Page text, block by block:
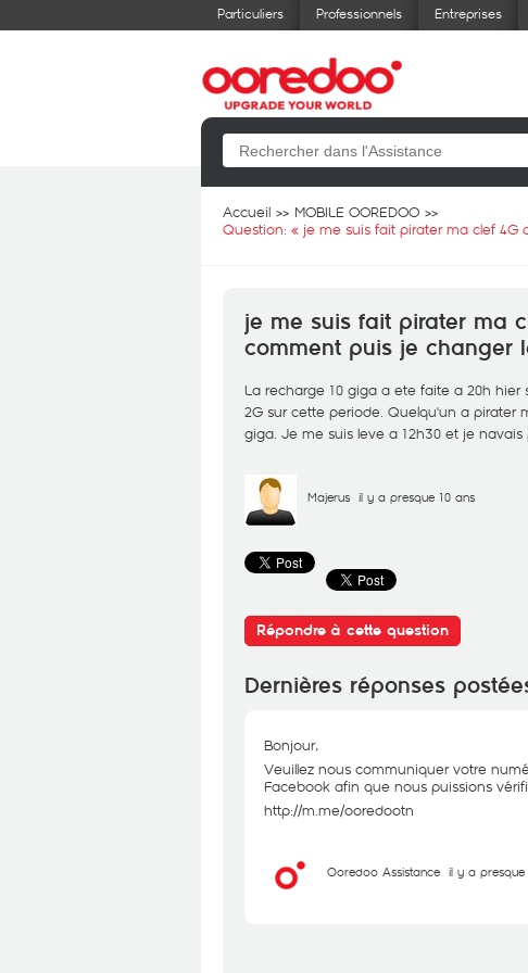
Particuliers Professionnels Entreprises
Accueil
MOBILE OOREDOO
Question: « je me suis fait pirater ma clef
je me suis fait pirater ma
comment puis je changer
La recharge 10 giga a ete faite a 20h
2G sur cette periode. Quelqu'un a pirater
giga. Je me suis leve a 12h30 et je navais
Majerus il y a presque 10 ans
Répondre à cette question
Dernières réponses
Bonjour,
Veuillez nous communiquer votre
Facebook afin que nous puissions
http://m.me/ooredootn
Ooredoo Assistance il y a presque